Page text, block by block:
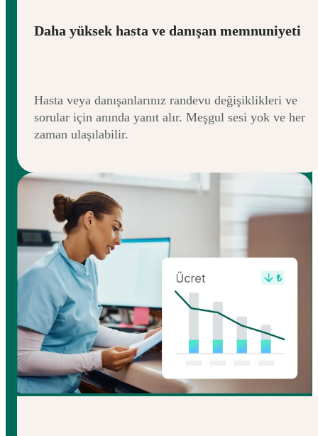
Daha yüksek hasta ve danışan memnuniyeti
Hasta veya danışanlarınız randevu değişiklikleri ve
sorular için anında yanıt alır. Meşgul sesi yok ve her
zaman ulaşılabilir.